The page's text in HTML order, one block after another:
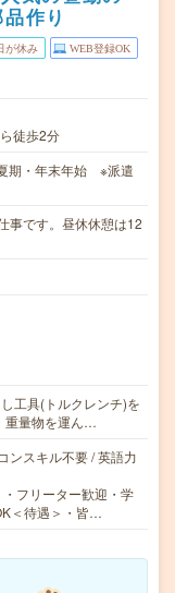
作り
が休み WEB登録OK
徒歩2分
期・年末年始 ※派遣
事です。昼休休憩は12
工具(トルクレンチ)を
重量物を運ん…
ンスキル不要 / 英語力
フリーター歓迎・学
＜待遇＞・皆…